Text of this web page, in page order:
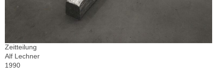
Zeitteilung
Alf Lechner
1990